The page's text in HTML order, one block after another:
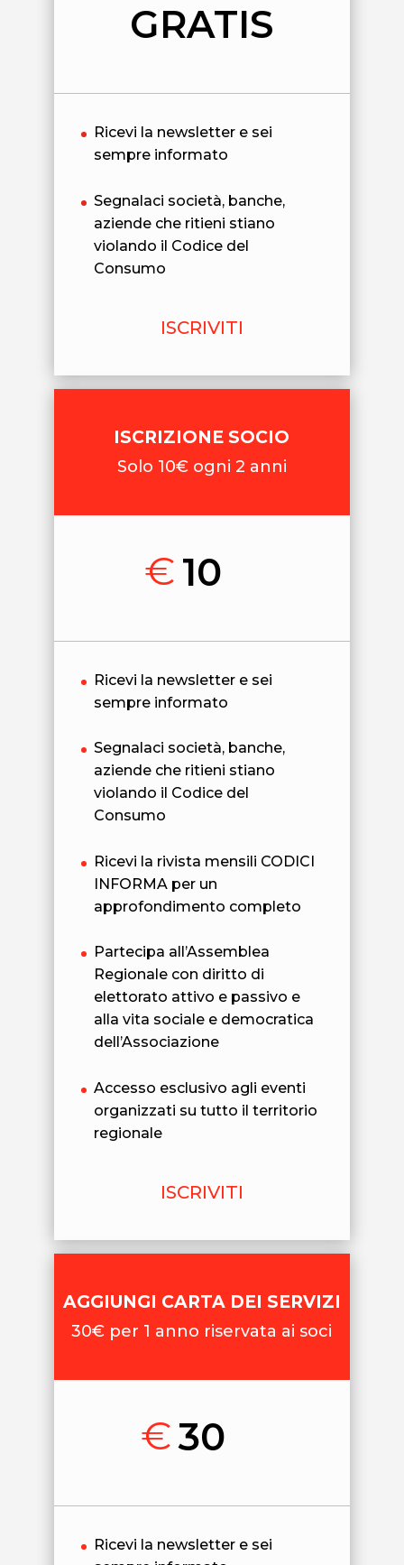
GRATIS
Ricevi la newsletter e sei
sempre informato
Segnalaci società, banche,
aziende che ritieni stiano
violando il Codice del
Consumo
ISCRIVITI
ISCRIZIONE SOCIO
Solo 10€ ogni 2 anni
€10
Ricevi la newsletter e sei
sempre informato
Segnalaci società, banche,
aziende che ritieni stiano
violando il Codice del
Consumo
Ricevi la rivista mensili CODICI
INFORMA per un
approfondimento completo
Partecipa all’Assemblea
Regionale con diritto di
elettorato attivo e passivo e
alla vita sociale e democratica
dell’Associazione
Accesso esclusivo agli eventi
organizzati su tutto il territorio
regionale
ISCRIVITI
AGGIUNGI CARTA DEI SERVIZI
30€ per 1 anno riservata ai soci
€30
Ricevi la newsletter e sei